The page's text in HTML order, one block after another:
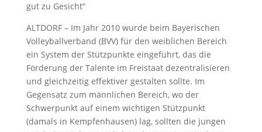
gut zu Gesicht“
ALTDORF – Im Jahr 2010 wurde beim Bayerischen
Volleyballverband (BVV) für den weiblichen Bereich
ein System der Stützpunkte eingeführt, das die
Förderung der Talente im Freistaat dezentralisieren
und gleichzeitig effektiver gestalten sollte. Im
Gegensatz zum männlichen Bereich, wo der
Schwerpunkt auf einem wichtigen Stützpunkt
(damals in Kempfenhausen) lag, sollten die jungen